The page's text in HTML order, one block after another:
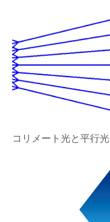
コリメート光と平行光